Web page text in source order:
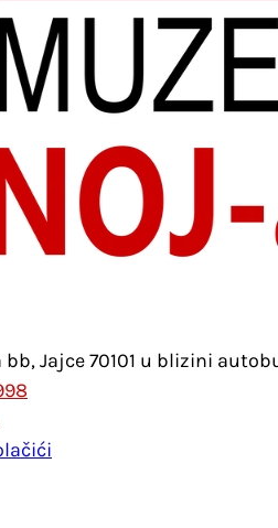
bb, Jajce 70101 u blizini